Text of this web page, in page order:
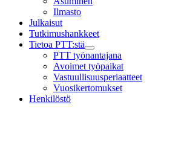
Ilmasto
Julkaisut
Tutkimushankkeet
Tietoa PTT:stä
Child
menu
PTT työnantajana
Avoimet työpaikat
Vastuullisuusperiaatteet
Vuosikertomukset
Henkilöstö